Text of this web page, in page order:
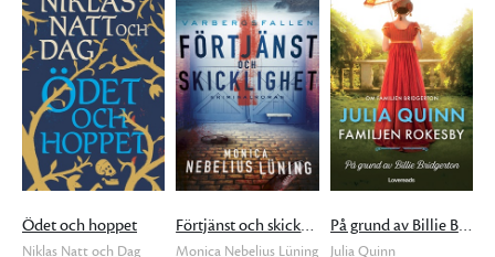
Ödet och hoppet
Niklas Natt och Dag
Förtjänst och skicklighet
Monica Nebelius Lüning
På grund av Billie Bridgerton
Julia Quinn